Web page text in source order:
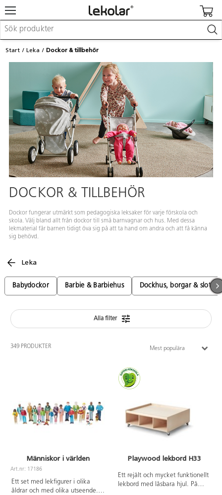
Möbler & inredning
Barnvagnar & småbarnsartiklar
Skolförbrukning & kontorsmaterial
Logga in / Registrera dig
Hitta din säljare
Start Leka Dockor & tillbehör
DOCKOR & TILLBEHÖR
Dockor fungerar utmärkt som pedagogiska leksaker för varje förskola och
skola. Välj bland allt från dockor till små barnvagnar och hus. Med dessa
lekmaterial får barnen tidigt öva sig på att ta hand om andra och att få känna
sig behövd.
Leka
Babydockor Barbie & Barbiehus Dockhus, borgar & slott
Alla filter
349 PRODUKTER Mest populära
Människor i världen
Art.nr: 17186
Ett set med lekfigurer i olika
åldrar och med olika utseende.
Playwood lekbord H33
Ett rejält och mycket funktionellt
lekbord med låsbara hjul. På